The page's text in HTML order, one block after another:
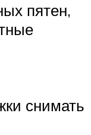
пятен,
снимать